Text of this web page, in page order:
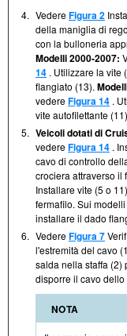
4. VedereFigura 2
della maniglia di
con la bulloneria
Modelli 2000-2007:
14 . Utilizzare la vite
flangiato (13).
vedereFigura 14 .
vite autofilettante
5. Veicoli dotati di
vedereFigura 14 .
cavo di controllo
crociera attraverso il
Installare vite (5 o
fermafilo. Sui
installare il dado
6. VedereFigura 7
l'estremità del cavo
salda nella staffa (2)
disporre il cavo
NOTA